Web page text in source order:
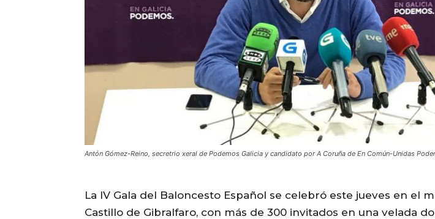
Antón Gómez-Reino, secretrio xeral de Podemos Galicia y candidato por A Coruña de En Común-Unidas
La IV Gala del Baloncesto Español se celebró este jueves en el
Castillo de Gibralfaro, con más de 300 invitados en una velada